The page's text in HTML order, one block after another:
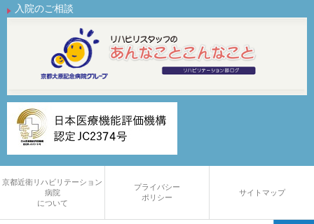
入院のご相談
京都近衛リハビリテーション
病院
について
プライバシー
ポリシー
サイトマップ